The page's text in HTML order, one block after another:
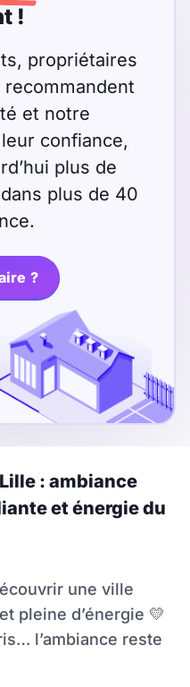
!
propriétaires
et notre
confiance,
plus de
plus de 40
?
: ambiance
et énergie du
une ville
pleine d’énergie 💛
l’ambiance reste